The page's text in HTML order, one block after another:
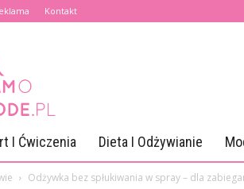
Kontakt
I Ćwiczenia Dieta I Odżywianie
Odżywka bez spłukiwania w spray – dla